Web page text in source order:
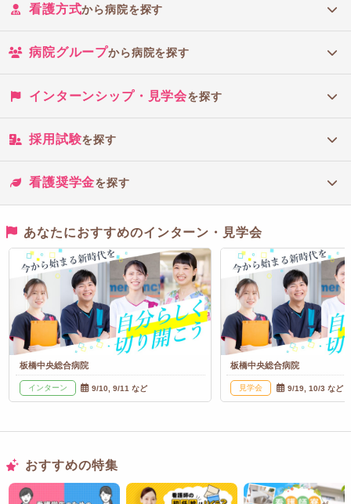
看護方式から病院を探す
病院グループから病院を探す
インターンシップ・見学会を探す
採用試験を探す
看護奨学金を探す
あなたにおすすめのインターン・見学会
板橋中央総合病院
インターン 9/10, 9/11 など
板橋中央総合病院
見学会 9/19, 10/3 など
おすすめの特集